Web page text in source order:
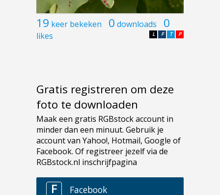
19 keer bekeken 0 downloads 0
likes P
T
F
L
Gratis registreren om deze
foto te downloaden